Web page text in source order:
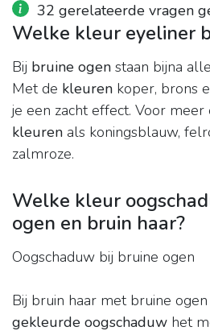
32 gerelateerde vragen
Welke kleur eyeliner
Bij bruine ogen staan bijna alle
Met de kleuren koper, brons
je een zacht effect. Voor meer
kleuren als koningsblauw,
zalmroze.
Welke kleur
ogen en bruin haar?
Oogschaduw bij bruine ogen
Bij bruin haar met bruine ogen
gekleurde oogschaduw het